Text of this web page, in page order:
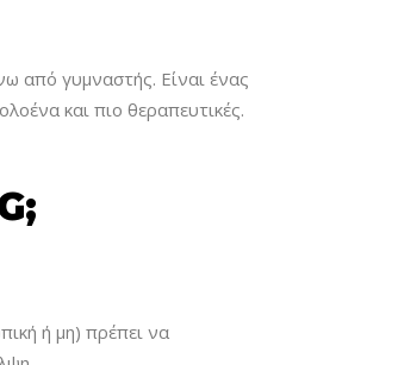
από γυμναστής. Είναι ένας
και πιο θεραπευτικές.
ή μη) πρέπει να